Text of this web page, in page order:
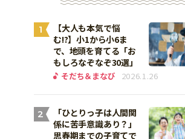
1
【大人も本気で悩
む!?】小1から小6ま
で、地頭を育てる「お
もしろなぞなぞ30選」
そだち＆まなび 2026.1.26
2
「ひとりっ子は人間関
係に苦手意識あり？」
思春期までの子育てで